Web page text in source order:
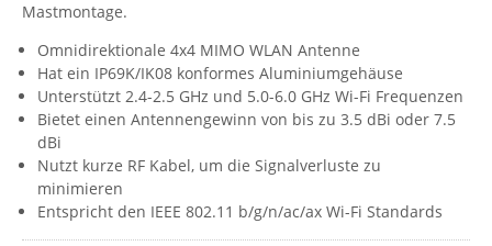
HW group
Icron
IEC Lock
Ihse
Kerlink
Kramer Electronics
KVM TEC
Mastmontage.
Omnidirektionale 4x4 MIMO WLAN Antenne
Hat ein IP69K/IK08 konformes Aluminiumgehäuse
Unterstützt 2.4-2.5 GHz und 5.0-6.0 GHz Wi-Fi Frequenzen
Bietet einen Antennengewinn von bis zu 3.5 dBi oder 7.5
dBi
Nutzt kurze RF Kabel, um die Signalverluste zu
minimieren
Entspricht den IEEE 802.11 b/g/n/ac/ax Wi-Fi Standards